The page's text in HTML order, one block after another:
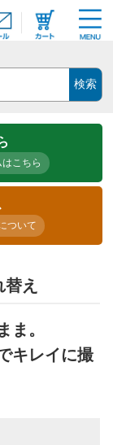
検索
こちら
ついて
え
ま。
キレイに撮